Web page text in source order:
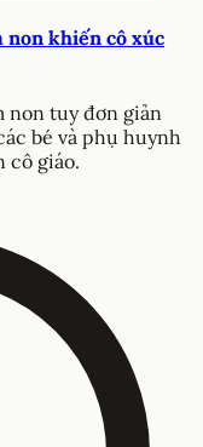
non khiến cô xúc
non tuy đơn giản
bé và phụ huynh
cô giáo.